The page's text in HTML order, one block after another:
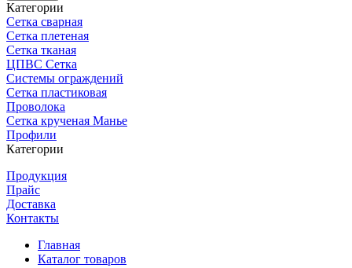
Категории
Сетка сварная
Сетка плетеная
Сетка тканая
ЦПВС Сетка
Системы ограждений
Сетка пластиковая
Проволока
Сетка крученая Манье
Профили
Категории
Продукция
Прайс
Доставка
Контакты
Главная
Каталог товаров